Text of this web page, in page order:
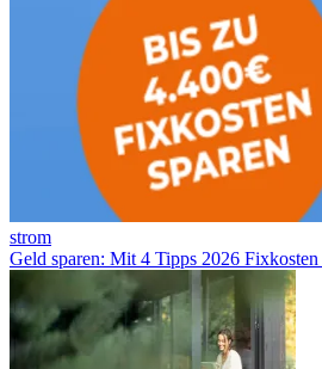
strom
Geld sparen: Mit 4 Tipps 2026 Fixkosten